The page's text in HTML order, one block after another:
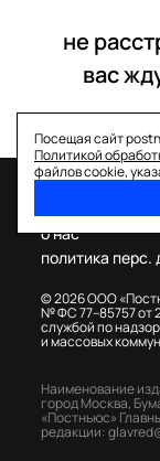
не
вас
Посещая сайт
Политикой
файлов cookie,
© 2026 ООО
№ ФС 77–85757 от
службой по
и массовых
о нас
политика перс.
Наименование
город Москва,
«Постньюс»
редакции: